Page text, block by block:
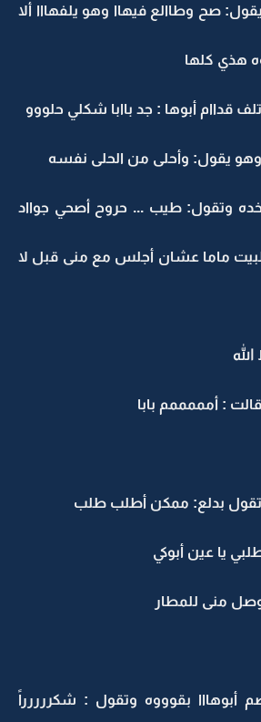
صح وطاالع فيهاا وهو يلفهااا ألا
هذي كلها
قداام أبوها : جد باابا شكلي حلووو
وهو يقول: وأحلى من الحلى نفسه
وتقول: طيب ... حروح أصحي جوااد
ماما عشان أجلس مع منى قبل لا
: أمممممم بابا
بدلع: ممكن أطلب طلب
يا عين أبوكي
منى للمطار
أبوهااا بقوووه وتقول : شكررررراً